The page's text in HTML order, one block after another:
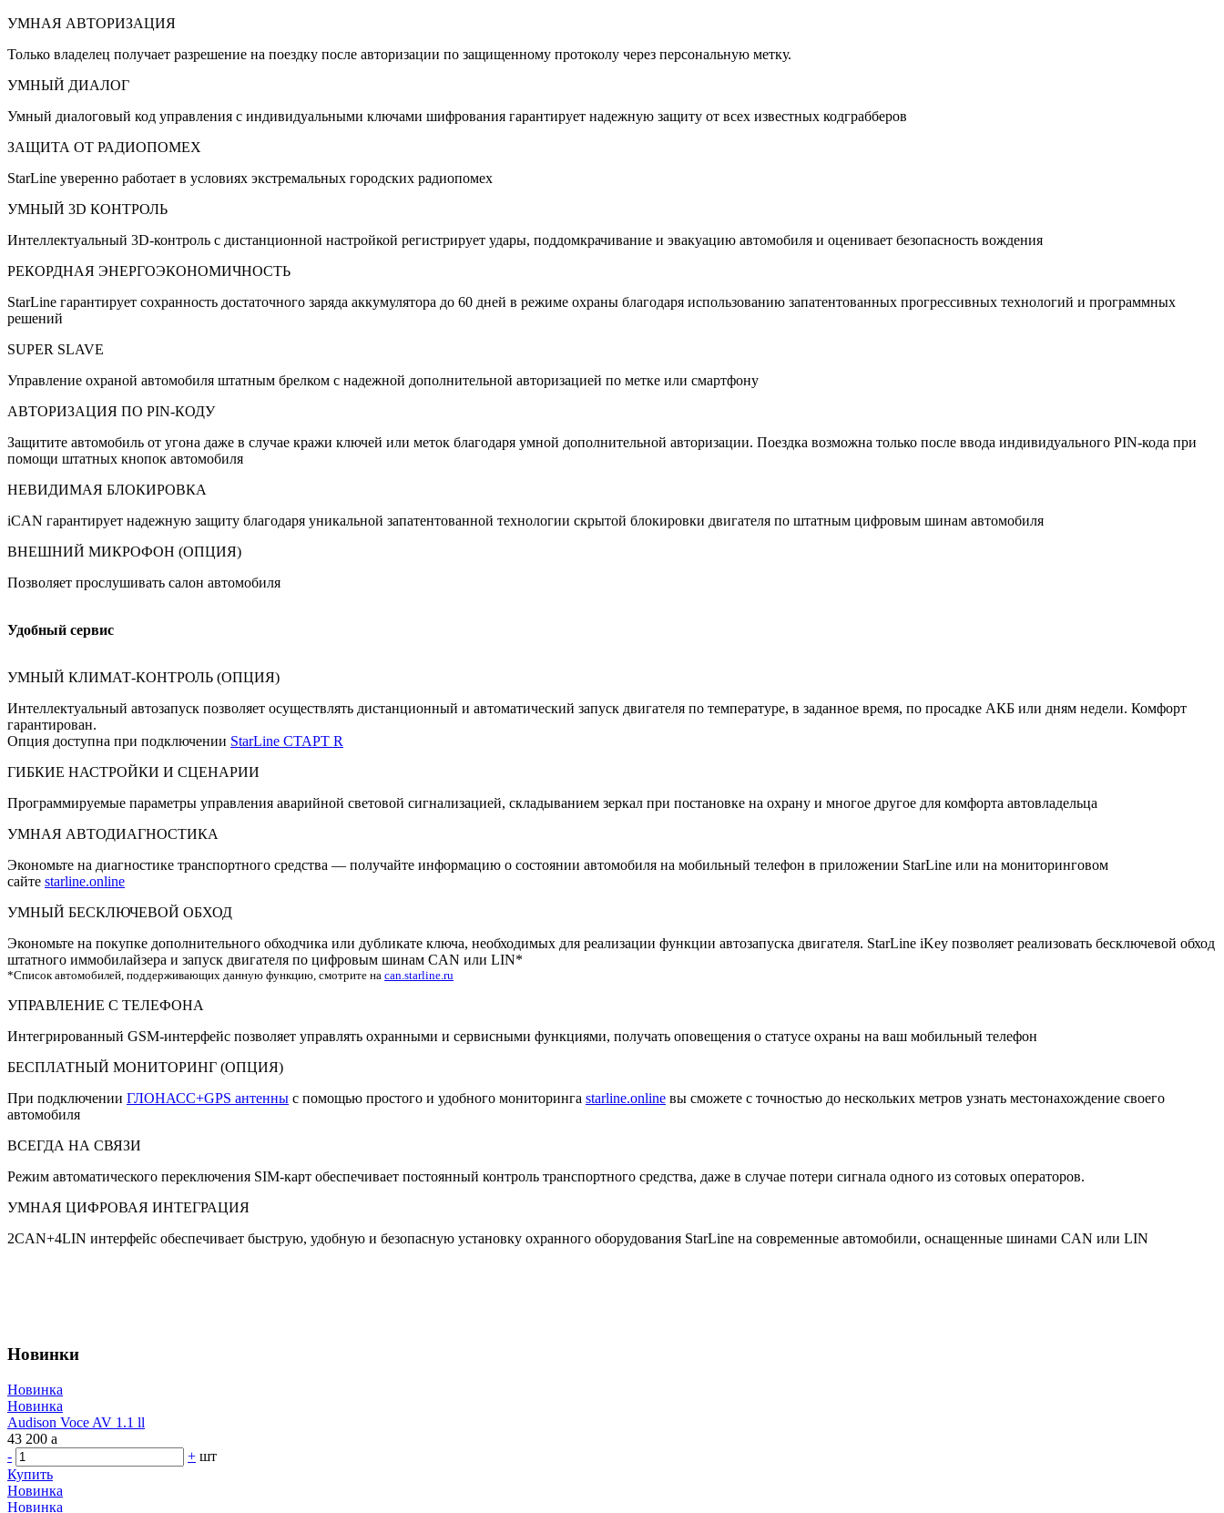
УМНАЯ АВТОРИЗАЦИЯ
Только владелец получает разрешение на поездку после авторизации по защищенному протоколу через персональную метку.
УМНЫЙ ДИАЛОГ
Умный диалоговый код управления c индивидуальными ключами шифрования гарантирует надежную защиту от всех известных кодграбберов
ЗАЩИТА ОТ РАДИОПОМЕХ
StarLine уверенно работает в условиях экстремальных городских радиопомех
УМНЫЙ 3D КОНТРОЛЬ
Интеллектуальный 3D-контроль с дистанционной настройкой регистрирует удары, поддомкрачивание и эвакуацию автомобиля и оценивает безопасность вождения
РЕКОРДНАЯ ЭНЕРГОЭКОНОМИЧНОСТЬ
StarLine гарантирует сохранность достаточного заряда аккумулятора до 60 дней в режиме охраны благодаря использованию запатентованных прогрессивных технологий и программных
решений
SUPER SLAVE
Управление охраной автомобиля штатным брелком с надежной дополнительной авторизацией по метке или смартфону
АВТОРИЗАЦИЯ ПО PIN-КОДУ
Защитите автомобиль от угона даже в случае кражи ключей или меток благодаря умной дополнительной авторизации. Поездка возможна только после ввода индивидуального PIN-кода при
помощи штатных кнопок автомобиля
НЕВИДИМАЯ БЛОКИРОВКА
iCAN гарантирует надежную защиту благодаря уникальной запатентованной технологии скрытой блокировки двигателя по штатным цифровым шинам автомобиля
ВНЕШНИЙ МИКРОФОН (ОПЦИЯ)
Позволяет прослушивать салон автомобиля
Удобный сервис
УМНЫЙ КЛИМАТ-КОНТРОЛЬ (ОПЦИЯ)
Интеллектуальный автозапуск позволяет осуществлять дистанционный и автоматический запуск двигателя по температуре, в заданное время, по просадке АКБ или дням недели. Комфорт
гарантирован.
Опция доступна при подключении StarLine СТАРТ R
ГИБКИЕ НАСТРОЙКИ И СЦЕНАРИИ
Программируемые параметры управления аварийной световой сигнализацией, складыванием зеркал при постановке на охрану и многое другое для комфорта автовладельца
УМНАЯ АВТОДИАГНОСТИКА
Экономьте на диагностике транспортного средства — получайте информацию о состоянии автомобиля на мобильный телефон в приложении StarLine или на мониторинговом
сайте starline.online
УМНЫЙ БЕСКЛЮЧЕВОЙ ОБХОД
Экономьте на покупке дополнительного обходчика или дубликате ключа, необходимых для реализации функции автозапуска двигателя. StarLine iKey позволяет реализовать бесключевой обход
штатного иммобилайзера и запуск двигателя по цифровым шинам CAN или LIN*
*Список автомобилей, поддерживающих данную функцию, смотрите на can.starline.ru
УПРАВЛЕНИЕ С ТЕЛЕФОНА
Интегрированный GSM-интерфейс позволяет управлять охранными и сервисными функциями, получать оповещения о статусе охраны на ваш мобильный телефон
БЕСПЛАТНЫЙ МОНИТОРИНГ (ОПЦИЯ)
При подключении ГЛОНАСС+GPS антенны с помощью простого и удобного мониторинга starline.online вы сможете с точностью до нескольких метров узнать местонахождение своего
автомобиля
ВСЕГДА НА СВЯЗИ
Режим автоматического переключения SIM-карт обеспечивает постоянный контроль транспортного средства, даже в случае потери сигнала одного из сотовых операторов.
УМНАЯ ЦИФРОВАЯ ИНТЕГРАЦИЯ
2CAN+4LIN интерфейс обеспечивает быструю, удобную и безопасную установку охранного оборудования StarLine на современные автомобили, оснащенные шинами CAN или LIN
Новинки
Новинка
Новинка
Audison Voce AV 1.1 ll
43 200 a
-
+ шт
Купить
Новинка
Новинка